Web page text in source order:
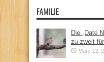
FAMILIE
Die „Date
zu zweit
März 12,